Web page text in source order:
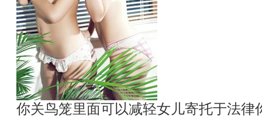
你关鸟笼里面可以减轻女儿寄托于法律